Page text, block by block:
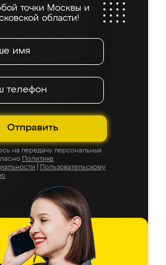
точки Москвы и
области!
Отправить
на передачу персональных
Политике
Пользовательскому